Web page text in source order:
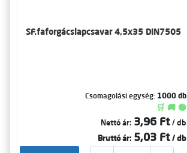
SF.faforgácslapcsavar 4,5x35 DIN7505
Csomagolási egység: 1000 db
🛒 🚚 🟢
Nettó ár: 3,96 Ft / db
Bruttó ár: 5,03 Ft / db